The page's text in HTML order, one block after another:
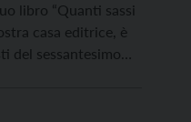
libro “Quanti sassi
casa editrice, è
del sessantesimo